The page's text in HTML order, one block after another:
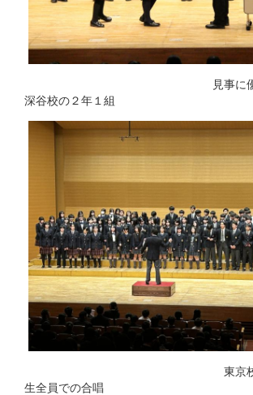
見事に優秀賞を
深谷校の２年１組
東京校と深谷校
生全員での合唱